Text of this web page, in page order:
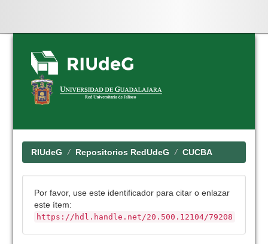
Skip
navigation
RIUdeG Repositorios RedUdeG CUCBA
Por favor, use este identificador para citar o enlazar
este ítem:
https://hdl.handle.net/20.500.12104/79208